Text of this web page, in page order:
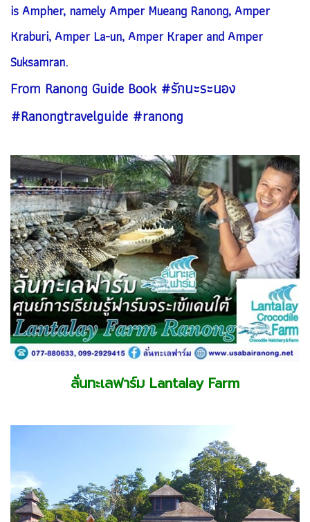
is Ampher, namely Amper Mueang Ranong, Amper
Kraburi, Amper La-un, Amper Kraper and Amper
Suksamran.
From Ranong Guide Book #รักนะระนอง
#Ranongtravelguide #ranong
ลั่นทะเลฟาร์ม Lantalay Farm